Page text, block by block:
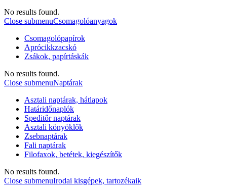
No results found.
Close submenuCsomagolóanyagok
Csomagolópapírok
Aprócikkzacskó
Zsákok, papírtáskák
No results found.
Close submenuNaptárak
Asztali naptárak, hátlapok
Határidőnaplók
Speditőr naptárak
Asztali könyöklők
Zsebnaptárak
Fali naptárak
Filofaxok, betétek, kiegészítők
No results found.
Close submenuIrodai kisgépek, tartozékaik